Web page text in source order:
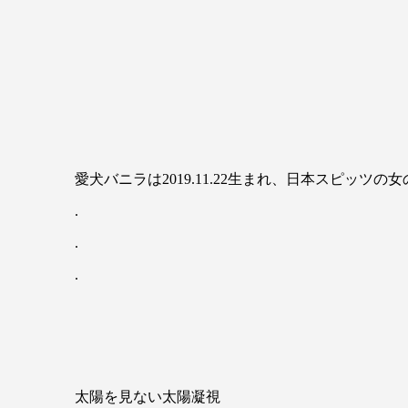
愛犬バニラは2019.11.22生まれ、日本スピッツの女
.
.
.
太陽を見ない太陽凝視